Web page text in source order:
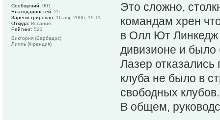
Это сложно,
командам хрен
в Олл Ют Линкедж
дивизионе и
Лазер отказались
клуба не было в
свободных клубов.
В общем,
Сообщений: 901
Благодарностей: 25
Зарегистрирован: 16 апр 2006, 19:11
Откуда: Испания
Рейтинг: 523
Виктория (Барбадос)
Лилль (Франция)